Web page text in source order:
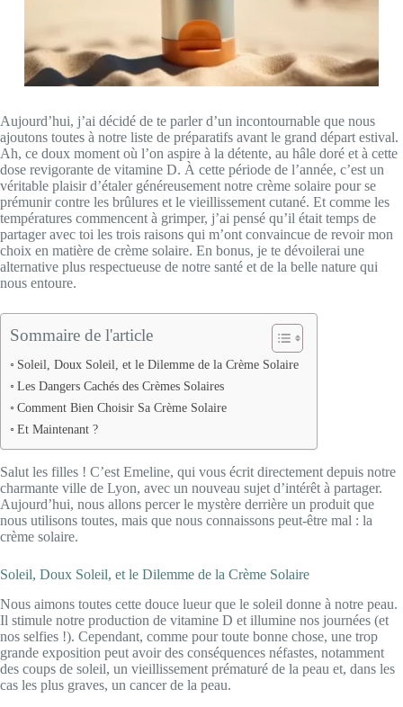
Aujourd’hui, j’ai décidé de te parler d’un incontournable que nous
ajoutons toutes à notre liste de préparatifs avant le grand départ estival.
Ah, ce doux moment où l’on aspire à la détente, au hâle doré et à cette
dose revigorante de vitamine D. À cette période de l’année, c’est un
véritable plaisir d’étaler généreusement notre crème solaire pour se
prémunir contre les brûlures et le vieillissement cutané. Et comme les
températures commencent à grimper, j’ai pensé qu’il était temps de
partager avec toi les trois raisons qui m’ont convaincue de revoir mon
choix en matière de crème solaire. En bonus, je te dévoilerai une
alternative plus respectueuse de notre santé et de la belle nature qui
nous entoure.
Sommaire de l'article
Soleil, Doux Soleil, et le Dilemme de la Crème Solaire
Les Dangers Cachés des Crèmes Solaires
Comment Bien Choisir Sa Crème Solaire
Et Maintenant ?
Salut les filles ! C’est Emeline, qui vous écrit directement depuis notre
charmante ville de Lyon, avec un nouveau sujet d’intérêt à partager.
Aujourd’hui, nous allons percer le mystère derrière un produit que
nous utilisons toutes, mais que nous connaissons peut-être mal : la
crème solaire.
Soleil, Doux Soleil, et le Dilemme de la Crème Solaire
Nous aimons toutes cette douce lueur que le soleil donne à notre peau.
Il stimule notre production de vitamine D et illumine nos journées (et
nos selfies !). Cependant, comme pour toute bonne chose, une trop
grande exposition peut avoir des conséquences néfastes, notamment
des coups de soleil, un vieillissement prématuré de la peau et, dans les
cas les plus graves, un cancer de la peau.